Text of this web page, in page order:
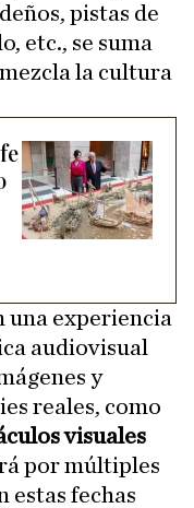
pistas de
etc., se suma
la cultura
una experiencia
audiovisual
y
reales, como
visuales
por múltiples
estas fechas